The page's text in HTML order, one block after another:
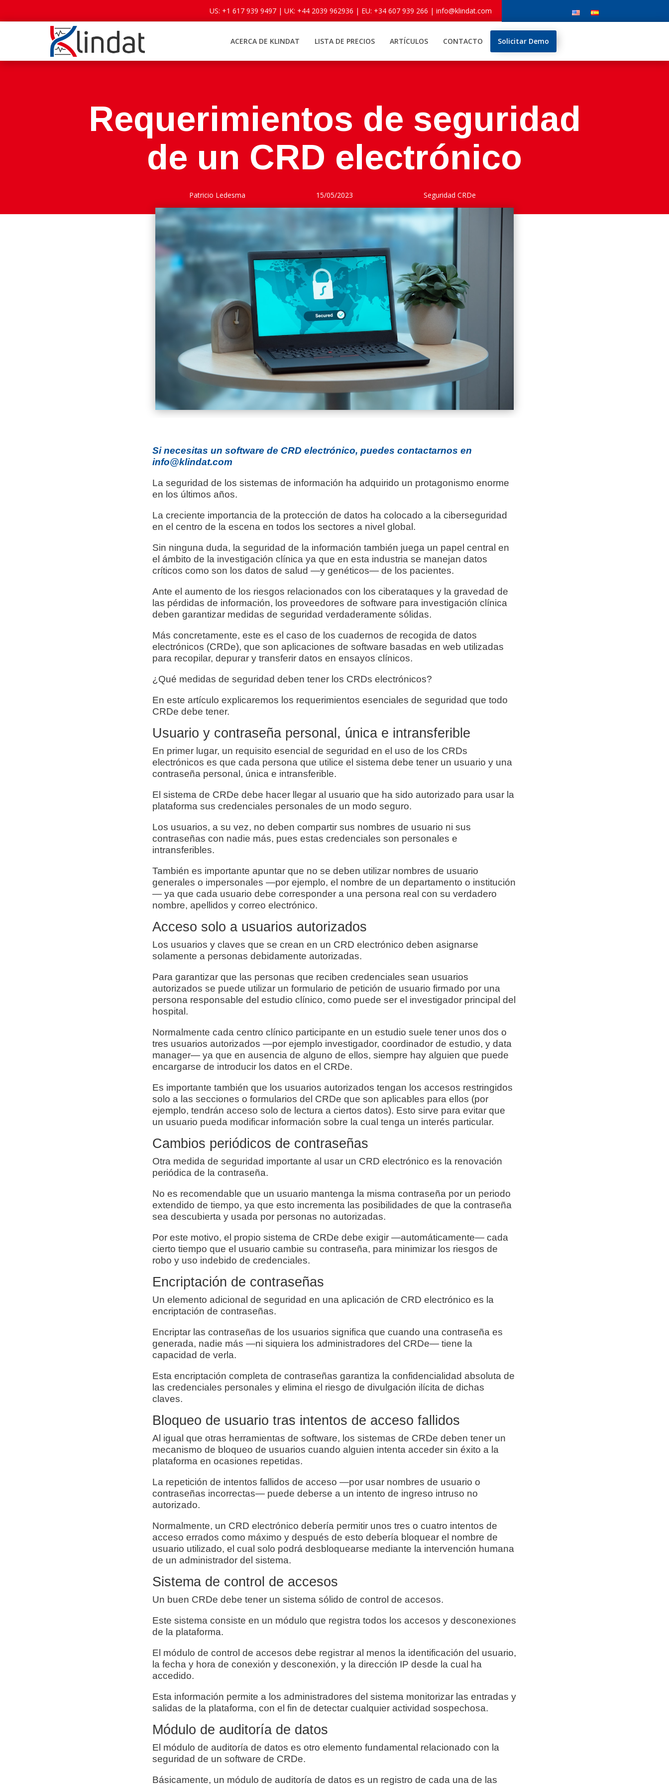
US: +1 617 939 9497 | UK: +44 2039 962936 | EU: +34 607 939 266 | info@klindat.com
ACERCA DE KLINDAT LISTA DE PRECIOS ARTÍCULOS CONTACTO Solicitar Demo
Requerimientos de seguridad
de un CRD electrónico
Patricio Ledesma 15/05/2023 Seguridad CRDe
Si necesitas un software de CRD electrónico, puedes contactarnos en
info@klindat.com
La seguridad de los sistemas de información ha adquirido un protagonismo enorme
en los últimos años.
La creciente importancia de la protección de datos ha colocado a la ciberseguridad
en el centro de la escena en todos los sectores a nivel global.
Sin ninguna duda, la seguridad de la información también juega un papel central en
el ámbito de la investigación clínica ya que en esta industria se manejan datos
críticos como son los datos de salud —y genéticos— de los pacientes.
Ante el aumento de los riesgos relacionados con los ciberataques y la gravedad de
las pérdidas de información, los proveedores de software para investigación clínica
deben garantizar medidas de seguridad verdaderamente sólidas.
Más concretamente, este es el caso de los cuadernos de recogida de datos
electrónicos (CRDe), que son aplicaciones de software basadas en web utilizadas
para recopilar, depurar y transferir datos en ensayos clínicos.
¿Qué medidas de seguridad deben tener los CRDs electrónicos?
En este artículo explicaremos los requerimientos esenciales de seguridad que todo
CRDe debe tener.
Usuario y contraseña personal, única e intransferible
En primer lugar, un requisito esencial de seguridad en el uso de los CRDs
electrónicos es que cada persona que utilice el sistema debe tener un usuario y una
contraseña personal, única e intransferible.
El sistema de CRDe debe hacer llegar al usuario que ha sido autorizado para usar la
plataforma sus credenciales personales de un modo seguro.
Los usuarios, a su vez, no deben compartir sus nombres de usuario ni sus
contraseñas con nadie más, pues estas credenciales son personales e
intransferibles.
También es importante apuntar que no se deben utilizar nombres de usuario
generales o impersonales —por ejemplo, el nombre de un departamento o institución
— ya que cada usuario debe corresponder a una persona real con su verdadero
nombre, apellidos y correo electrónico.
Acceso solo a usuarios autorizados
Los usuarios y claves que se crean en un CRD electrónico deben asignarse
solamente a personas debidamente autorizadas.
Para garantizar que las personas que reciben credenciales sean usuarios
autorizados se puede utilizar un formulario de petición de usuario firmado por una
persona responsable del estudio clínico, como puede ser el investigador principal del
hospital.
Normalmente cada centro clínico participante en un estudio suele tener unos dos o
tres usuarios autorizados —por ejemplo investigador, coordinador de estudio, y data
manager— ya que en ausencia de alguno de ellos, siempre hay alguien que puede
encargarse de introducir los datos en el CRDe.
Es importante también que los usuarios autorizados tengan los accesos restringidos
solo a las secciones o formularios del CRDe que son aplicables para ellos (por
ejemplo, tendrán acceso solo de lectura a ciertos datos). Esto sirve para evitar que
un usuario pueda modificar información sobre la cual tenga un interés particular.
Cambios periódicos de contraseñas
Otra medida de seguridad importante al usar un CRD electrónico es la renovación
periódica de la contraseña.
No es recomendable que un usuario mantenga la misma contraseña por un periodo
extendido de tiempo, ya que esto incrementa las posibilidades de que la contraseña
sea descubierta y usada por personas no autorizadas.
Por este motivo, el propio sistema de CRDe debe exigir —automáticamente— cada
cierto tiempo que el usuario cambie su contraseña, para minimizar los riesgos de
robo y uso indebido de credenciales.
Encriptación de contraseñas
Un elemento adicional de seguridad en una aplicación de CRD electrónico es la
encriptación de contraseñas.
Encriptar las contraseñas de los usuarios significa que cuando una contraseña es
generada, nadie más —ni siquiera los administradores del CRDe— tiene la
capacidad de verla.
Esta encriptación completa de contraseñas garantiza la confidencialidad absoluta de
las credenciales personales y elimina el riesgo de divulgación ilícita de dichas
claves.
Bloqueo de usuario tras intentos de acceso fallidos
Al igual que otras herramientas de software, los sistemas de CRDe deben tener un
mecanismo de bloqueo de usuarios cuando alguien intenta acceder sin éxito a la
plataforma en ocasiones repetidas.
La repetición de intentos fallidos de acceso —por usar nombres de usuario o
contraseñas incorrectas— puede deberse a un intento de ingreso intruso no
autorizado.
Normalmente, un CRD electrónico debería permitir unos tres o cuatro intentos de
acceso errados como máximo y después de esto debería bloquear el nombre de
usuario utilizado, el cual solo podrá desbloquearse mediante la intervención humana
de un administrador del sistema.
Sistema de control de accesos
Un buen CRDe debe tener un sistema sólido de control de accesos.
Este sistema consiste en un módulo que registra todos los accesos y desconexiones
de la plataforma.
El módulo de control de accesos debe registrar al menos la identificación del usuario,
la fecha y hora de conexión y desconexión, y la dirección IP desde la cual ha
accedido.
Esta información permite a los administradores del sistema monitorizar las entradas y
salidas de la plataforma, con el fin de detectar cualquier actividad sospechosa.
Módulo de auditoría de datos
El módulo de auditoría de datos es otro elemento fundamental relacionado con la
seguridad de un software de CRDe.
Básicamente, un módulo de auditoría de datos es un registro de cada una de las